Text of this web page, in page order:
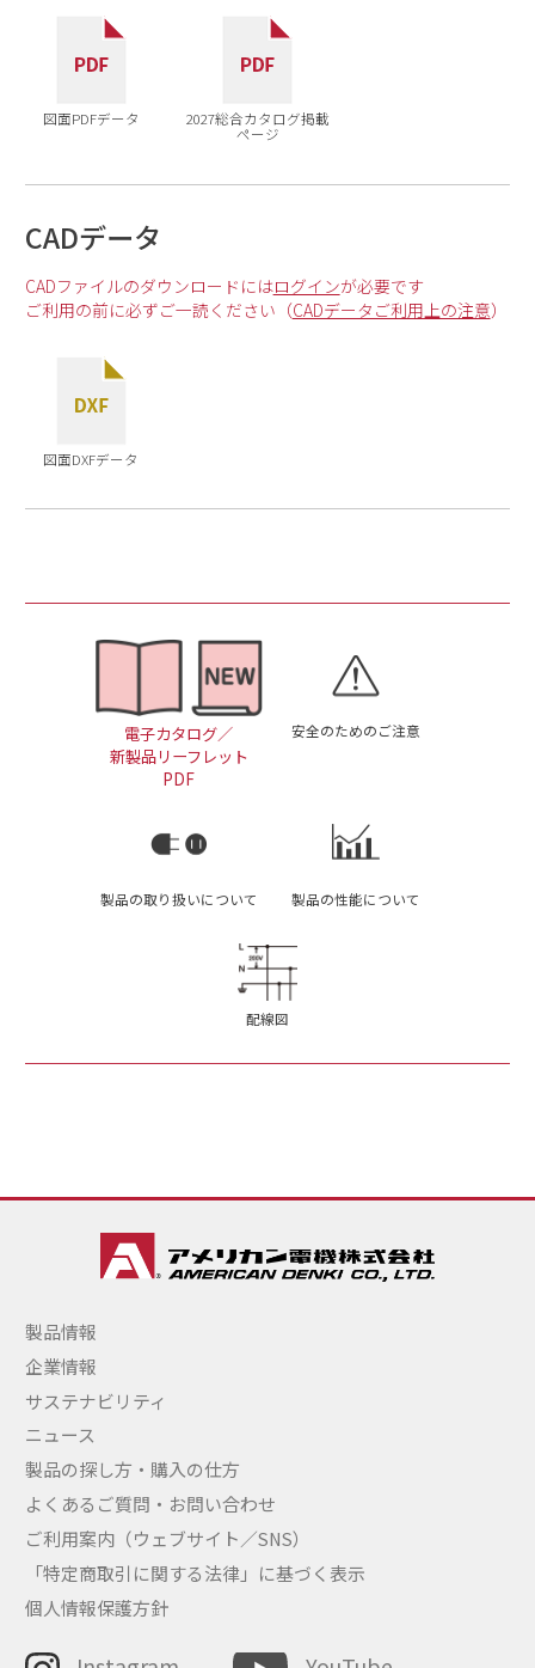
図面PDFデータ
2027総合カタログ掲載
ページ
CADデータ
CADファイルのダウンロードにはログインが必要です
ご利用の前に必ずご一読ください（CADデータご利用上の注意）
図面DXFデータ
電子カタログ／
新製品リーフレット
PDF
安全のためのご注意
製品の取り扱いについて 製品の性能について
配線図
製品情報
企業情報
サステナビリティ
ニュース
製品の探し方・購入の仕方
よくあるご質問・お問い合わせ
ご利用案内（ウェブサイト／SNS）
「特定商取引に関する法律」に基づく表示
個人情報保護方針